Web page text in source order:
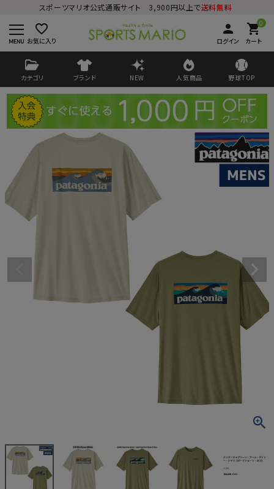
スポーツマリオ公式通販サイト 3,900円以上で送料無料
favorite_border
お気に入り
person
ログイン
0
shopping_cart
カート
カテゴリ ブランド NEW 人気商品 野球TOP
ログイン 会員登録
ようこそ ゲスト 様
商品が見つからない方はこちら
リー・シャツ
（ボードショ
ーツ・ロゴ）メ
(税込)